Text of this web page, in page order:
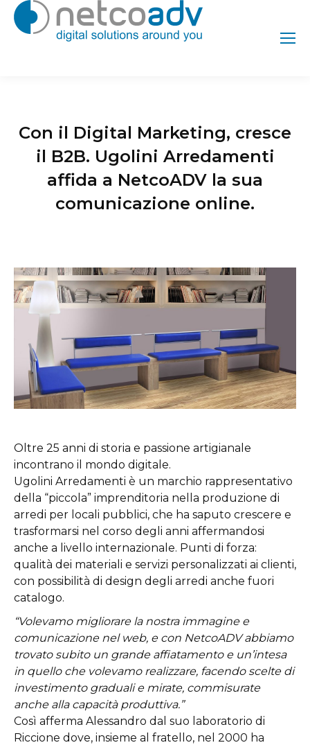
Con il Digital Marketing, cresce
il B2B. Ugolini Arredamenti
affida a NetcoADV la sua
comunicazione online.
Oltre 25 anni di storia e passione artigianale
incontrano il mondo digitale.
Ugolini Arredamenti è un marchio rappresentativo
della “piccola” imprenditoria nella produzione di
arredi per locali pubblici, che ha saputo crescere e
trasformarsi nel corso degli anni affermandosi
anche a livello internazionale. Punti di forza:
qualità dei materiali e servizi personalizzati ai clienti,
con possibilità di design degli arredi anche fuori
catalogo.
“Volevamo migliorare la nostra immagine e
comunicazione nel web, e con NetcoADV abbiamo
trovato subito un grande affiatamento e un’intesa
in quello che volevamo realizzare, facendo scelte di
investimento graduali e mirate, commisurate
anche alla capacità produttiva.”
Così afferma Alessandro dal suo laboratorio di
Riccione dove, insieme al fratello, nel 2000 ha